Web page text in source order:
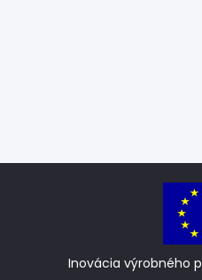
Inovácia výrobného